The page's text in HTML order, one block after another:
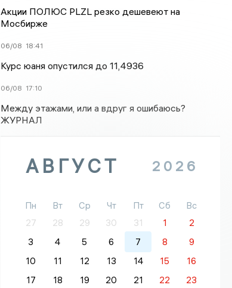
Акции ПОЛЮС PLZL резко дешевеют на
Мосбирже
06/08 18:41
Курс юаня опустился до 11,4936
06/08 17:10
Между этажами, или а вдруг я ошибаюсь?
ЖУРНАЛ
АВГУСТ 2026
Пн Вт Ср Чт Пт Сб
Вс
27
28 29 30 31 1
2
3
4 5 6 7 8
9
10
11 12 13 14 15
16
17
18 19 20 21 22
23